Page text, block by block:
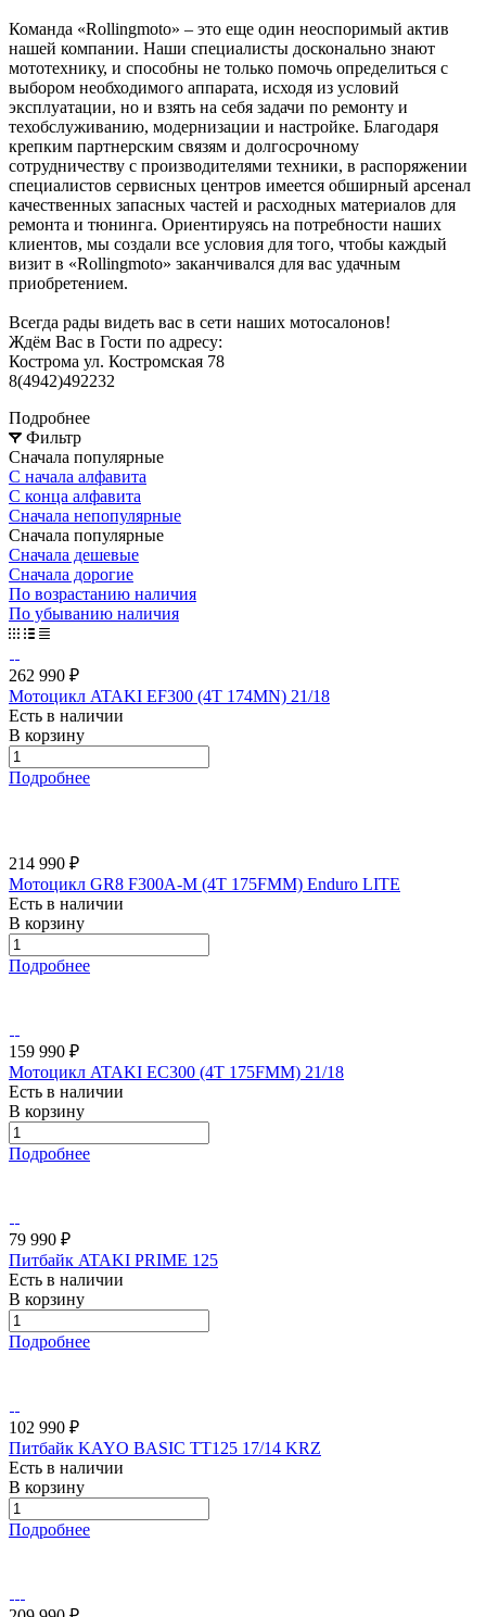
Команда «Rollingmoto» – это еще один неоспоримый актив
нашей компании. Наши специалисты досконально знают
мототехнику, и способны не только помочь определиться с
выбором необходимого аппарата, исходя из условий
эксплуатации, но и взять на себя задачи по ремонту и
техобслуживанию, модернизации и настройке. Благодаря
крепким партнерским связям и долгосрочному
сотрудничеству с производителями техники, в распоряжении
специалистов сервисных центров имеется обширный арсенал
качественных запасных частей и расходных материалов для
ремонта и тюнинга. Ориентируясь на потребности наших
клиентов, мы создали все условия для того, чтобы каждый
визит в «Rollingmoto» заканчивался для вас удачным
приобретением.
Всегда рады видеть вас в сети наших мотосалонов!
Ждём Вас в Гости по адресу:
Кострома ул. Костромская 78
8(4942)492232
Подробнее
Фильтр
Сначала популярные
С начала алфавита
С конца алфавита
Сначала непопулярные
Сначала популярные
Сначала дешевые
Сначала дорогие
По возрастанию наличия
По убыванию наличия
262 990 ₽
Мотоцикл ATAKI EF300 (4T 174MN) 21/18
Есть в наличии
В корзину
Подробнее
214 990 ₽
Мотоцикл GR8 F300A-M (4T 175FMM) Enduro LITE
Есть в наличии
В корзину
Подробнее
159 990 ₽
Мотоцикл ATAKI EC300 (4T 175FMM) 21/18
Есть в наличии
В корзину
Подробнее
79 990 ₽
Питбайк ATAKI PRIME 125
Есть в наличии
В корзину
Подробнее
102 990 ₽
Питбайк KAYO BASIC TT125 17/14 KRZ
Есть в наличии
В корзину
Подробнее